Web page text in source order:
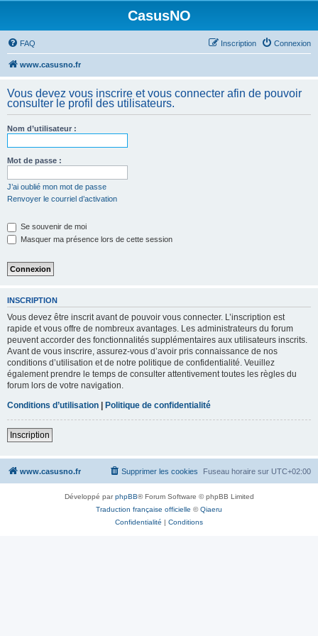
CasusNO
FAQ Connexion
Inscription
www.casusno.fr
Vous devez vous inscrire et vous connecter afin de pouvoir
consulter le profil des utilisateurs.
Nom d’utilisateur :
Mot de passe :
J’ai oublié mon mot de passe
Renvoyer le courriel d’activation
Se souvenir de moi
Masquer ma présence lors de cette session
INSCRIPTION
Vous devez être inscrit avant de pouvoir vous connecter. L’inscription est
rapide et vous offre de nombreux avantages. Les administrateurs du forum
peuvent accorder des fonctionnalités supplémentaires aux utilisateurs inscrits.
Avant de vous inscrire, assurez-vous d’avoir pris connaissance de nos
conditions d’utilisation et de notre politique de confidentialité. Veuillez
également prendre le temps de consulter attentivement toutes les règles du
forum lors de votre navigation.
Conditions d’utilisation | Politique de confidentialité
Inscription
www.casusno.fr Fuseau horaire sur UTC+02:00
Supprimer les cookies
Développé parphpBB® Forum Software © phpBB Limited
Traduction française officielle ©Qiaeru
Confidentialité | Conditions